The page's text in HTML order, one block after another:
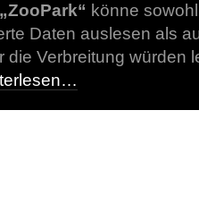
„ZooPark“ könne
Daten auslesen als
die Verbreitung würden